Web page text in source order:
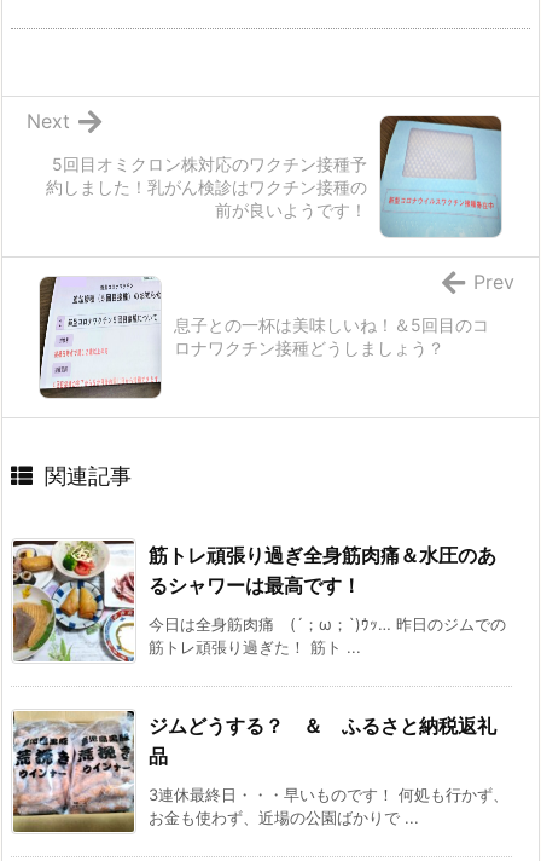
5回目オミクロン株対応のワクチン接種予
約しました！乳がん検診はワクチン接種の
前が良いようです！
Next
息子との一杯は美味しいね！＆5回目のコ
ロナワクチン接種どうしましょう？
Prev
関連記事
筋トレ頑張り過ぎ全身筋肉痛＆水圧のあ
るシャワーは最高です！
今日は全身筋肉痛 (´；ω；`)ｳｯ… 昨日のジムでの
筋トレ頑張り過ぎた！ 筋ト ...
ジムどうする？ ＆ ふるさと納税返礼
品
3連休最終日・・・早いものです！ 何処も行かず、
お金も使わず、近場の公園ばかりで ...